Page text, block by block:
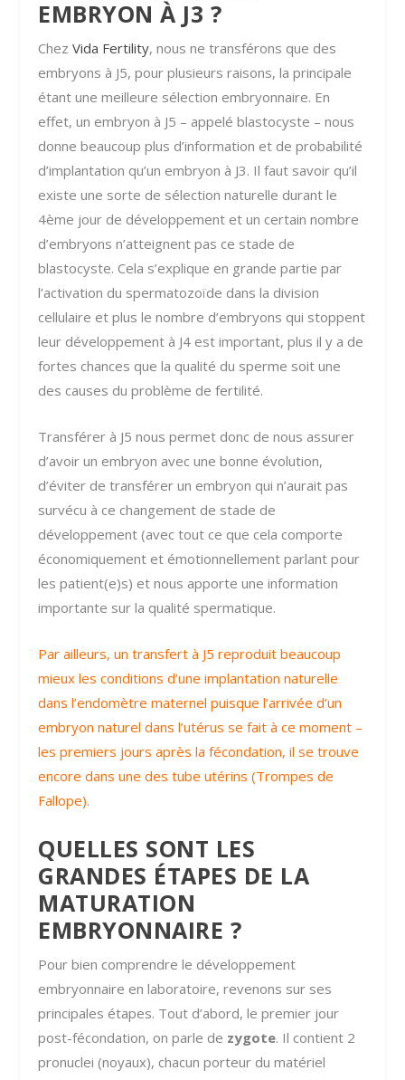
EMBRYON À J3 ?
ChezVida Fertility, nous ne transférons que des
embryons à J5, pour plusieurs raisons, la principale
étant une meilleure sélection embryonnaire. En
effet, un embryon à J5 – appelé blastocyste – nous
donne beaucoup plus d’information et de probabilité
d’implantation qu’un embryon à J3. Il faut savoir qu’il
existe une sorte de sélection naturelle durant le
4ème jour de développement et un certain nombre
d’embryons n’atteignent pas ce stade de
blastocyste. Cela s’explique en grande partie par
l’activation du spermatozoïde dans la division
cellulaire et plus le nombre d’embryons qui stoppent
leur développement à J4 est important, plus il y a de
fortes chances que la qualité du sperme soit une
des causes du problème de fertilité.
Transférer à J5 nous permet donc de nous assurer
d’avoir un embryon avec une bonne évolution,
d’éviter de transférer un embryon qui n’aurait pas
survécu à ce changement de stade de
développement (avec tout ce que cela comporte
économiquement et émotionnellement parlant pour
les patient(e)s) et nous apporte une information
importante sur la qualité spermatique.
Par ailleurs, un transfert à J5 reproduit beaucoup
mieux les conditions d’une implantation naturelle
dans l’endomètre maternel puisque l’arrivée d’un
embryon naturel dans l’utérus se fait à ce moment –
les premiers jours après la fécondation, il se trouve
encore dans une des tube utérins (Trompes de
Fallope).
QUELLES SONT LES
GRANDES ÉTAPES DE LA
MATURATION
EMBRYONNAIRE ?
Pour bien comprendre le développement
embryonnaire en laboratoire, revenons sur ses
principales étapes. Tout d’abord, le premier jour
post-fécondation, on parle de zygote. Il contient 2
pronuclei (noyaux), chacun porteur du matériel